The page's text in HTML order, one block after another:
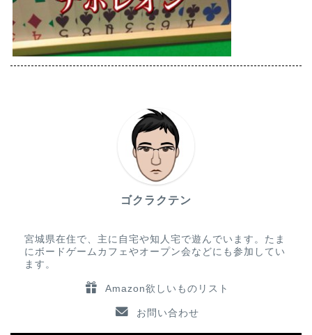
ゴクラクテン
宮城県在住で、主に自宅や知人宅で遊んでいます。たま
にボードゲームカフェやオープン会などにも参加してい
ます。
Amazon欲しいものリスト
お問い合わせ